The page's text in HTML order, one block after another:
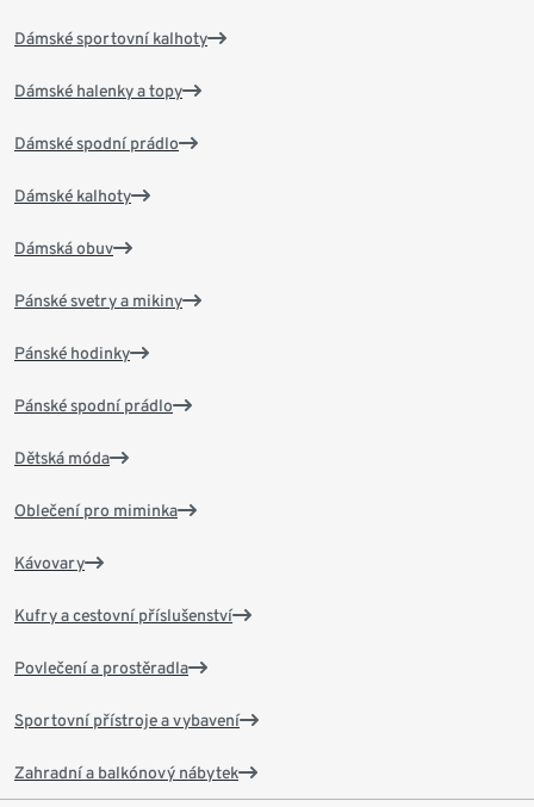
Dámské sportovní kalhoty
Dámské halenky a topy
Dámské spodní prádlo
Dámské kalhoty
Dámská obuv
Pánské svetry a mikiny
Pánské hodinky
Pánské spodní prádlo
Dětská móda
Oblečení pro miminka
Kávovary
Kufry a cestovní příslušenství
Povlečení a prostěradla
Sportovní přístroje a vybavení
Zahradní a balkónový nábytek